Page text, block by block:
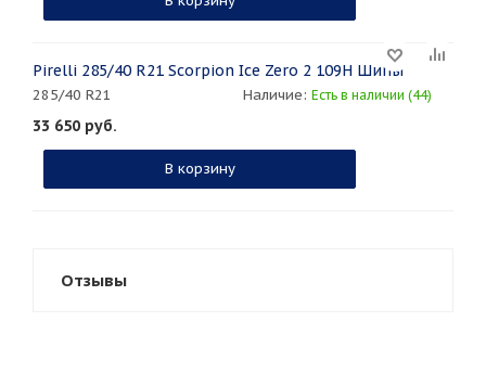
Pirelli 285/40 R21 Scorpion Ice Zero 2 109H Шипы
285/40 R21 Наличие: Есть в наличии (44)
33 650 руб.
В корзину
Отзывы